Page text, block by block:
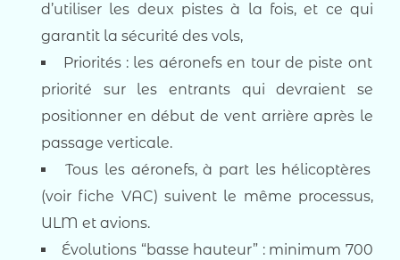
d’utiliser les deux pistes à la fois, et ce qui
garantit la sécurité des vols,
Priorités : les aéronefs en tour de piste ont
priorité sur les entrants qui devraient se
positionner en début de vent arrière après le
passage verticale.
Tous les aéronefs, à part les hélicoptères
(voir fiche VAC) suivent le même processus,
ULM et avions.
Évolutions “basse hauteur” : minimum 700